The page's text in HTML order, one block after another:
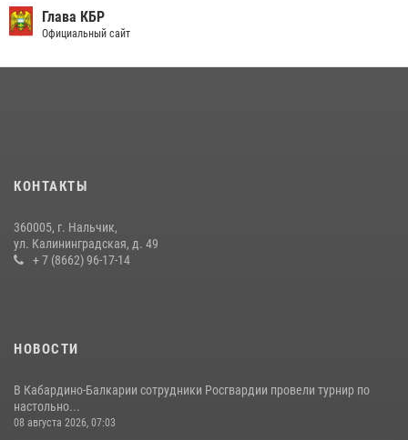
РАДИОРУБРИКи В КАБАРДИНО-БАЛКАРИИ
12 июля 2026, 03:30
В Кабардино-Балкарии росгвардейцы организовали памятную
встречу, посвященную генералу армии Ивану Яковлеву
Глава КБР
Официальный сайт
КОНТАКТЫ
360005, г. Нальчик,
ул. Калининградская, д. 49
+ 7 (8662) 96-17-14
НОВОСТИ
В Кабардино-Балкарии сотрудники Росгвардии провели турнир по
настольно...
08 августа 2026, 07:03